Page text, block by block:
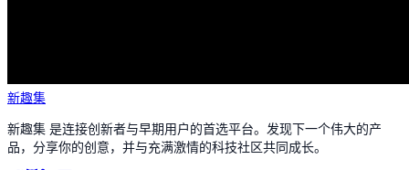
新趣集
新趣集 是连接创新者与早期用户的首选平台。发现下一个伟大的产
品，分享你的创意，并与充满激情的科技社区共同成长。